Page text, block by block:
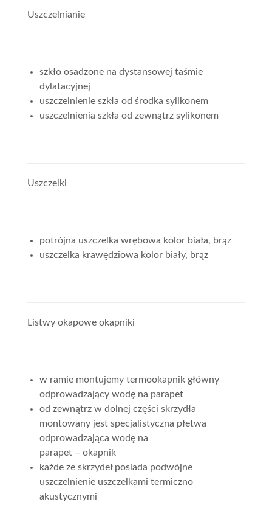
Uszczelnianie
szkło osadzone na dystansowej taśmie
dylatacyjnej
uszczelnienie szkła od środka sylikonem
uszczelnienia szkła od zewnątrz sylikonem
Uszczelki
potrójna uszczelka wrębowa kolor biała, brąz
uszczelka krawędziowa kolor biały, brąz
Listwy okapowe okapniki
w ramie montujemy termookapnik główny
odprowadzający wodę na parapet
od zewnątrz w dolnej części skrzydła
montowany jest specjalistyczna płetwa
odprowadzająca wodę na
parapet – okapnik
każde ze skrzydeł posiada podwójne
uszczelnienie uszczelkami termiczno
akustycznymi